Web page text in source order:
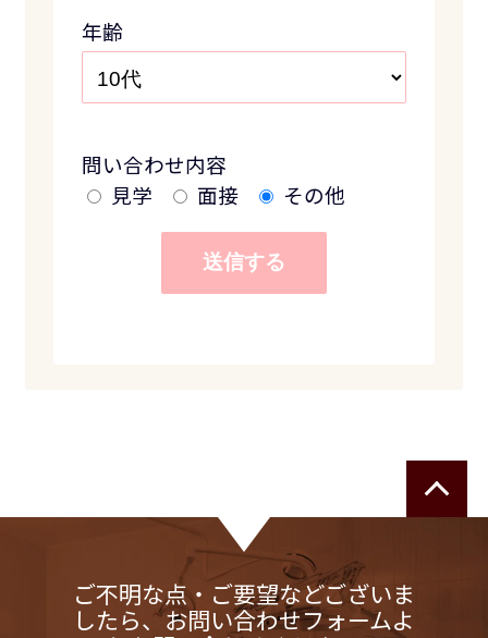
年齢
問い合わせ内容
見学
面接 その他
ご不明な点・ご要望などございま
したら、お問い合わせフォームよ